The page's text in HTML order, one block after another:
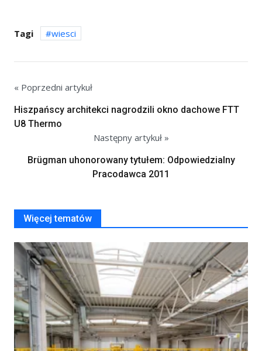
Tagi wiesci
« Poprzedni artykuł
Hiszpańscy architekci nagrodzili okno dachowe FTT
U8 Thermo
Następny artykuł »
Brügman uhonorowany tytułem: Odpowiedzialny
Pracodawca 2011
Więcej tematów